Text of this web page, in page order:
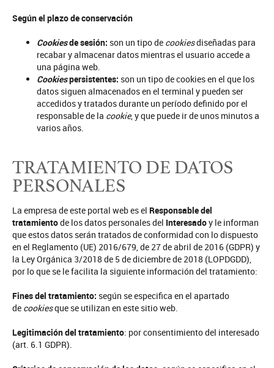
Según el plazo de conservación
Cookiesde sesión: son un tipo de cookiesdiseñadas para
recabar y almacenar datos mientras el usuario accede a
una página web.
Cookiespersistentes: son un tipo de cookies en el que los
datos siguen almacenados en el terminal y pueden ser
accedidos y tratados durante un período definido por el
responsable de la cookie, y que puede ir de unos minutos a
varios años.
TRATAMIENTO DE DATOS
PERSONALES
La empresa de este portal web es el Responsable del
tratamientode los datos personales del Interesadoy le informan
que estos datos serán tratados de conformidad con lo dispuesto
en el Reglamento (UE) 2016/679, de 27 de abril de 2016 (GDPR) y
la Ley Orgánica 3/2018 de 5 de diciembre de 2018 (LOPDGDD),
por lo que se le facilita la siguiente información del tratamiento:
Fines del tratamiento: según se especifica en el apartado
de cookiesque se utilizan en este sitio web.
Legitimación del tratamiento: por consentimiento del interesado
(art. 6.1 GDPR).